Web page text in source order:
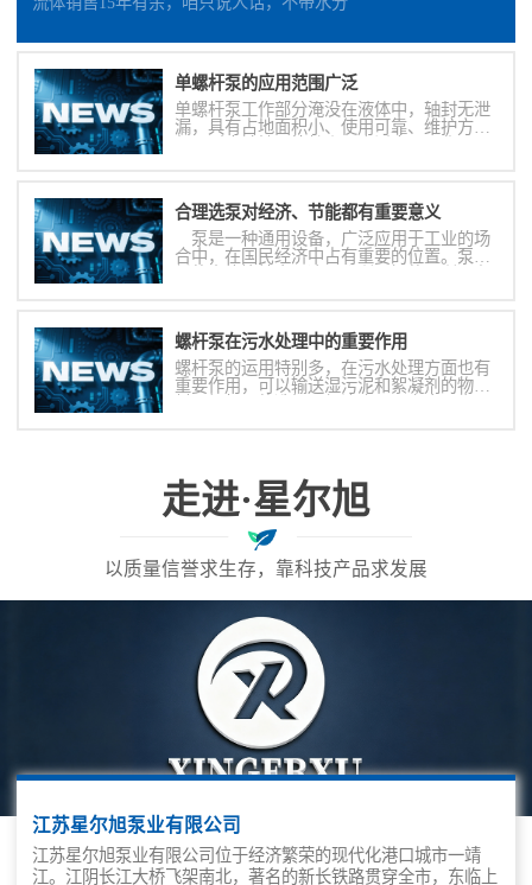
单螺杆泵的应用范围广泛
单螺杆泵工作部分淹没在液体中，轴封无泄
漏，具有占地面积小、使用可靠、维护方
合理选泵对经济、节能都有重要意义
泵是一种通用设备，广泛应用于工业的场
合中，在国民经济中占有重要的位置。泵消
螺杆泵在污水处理中的重要作用
螺杆泵的运用特别多，在污水处理方面也有
重要作用，可以输送湿污泥和絮凝剂的物
走进·星尔旭
以质量信誉求生存，靠科技产品求发展
江苏星尔旭泵业有限公司
江苏星尔旭泵业有限公司位于经济繁荣的现代化港口城市一靖
江。江阴长江大桥飞架南北，著名的新长铁路贯穿全市，东临上